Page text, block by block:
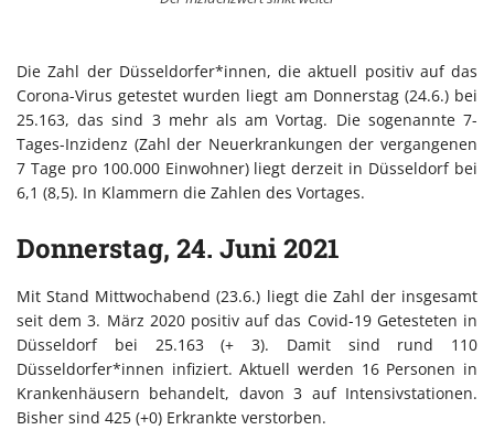
Die Zahl der Düsseldorfer*innen, die aktuell positiv auf das
Corona-Virus getestet wurden liegt am Donnerstag (24.6.) bei
25.163, das sind 3 mehr als am Vortag. Die sogenannte 7-
Tages-Inzidenz (Zahl der Neuerkrankungen der vergangenen
7 Tage pro 100.000 Einwohner) liegt derzeit in Düsseldorf bei
6,1 (8,5). In Klammern die Zahlen des Vortages.
Donnerstag, 24. Juni 2021
Mit Stand Mittwochabend (23.6.) liegt die Zahl der insgesamt
seit dem 3. März 2020 positiv auf das Covid-19 Getesteten in
Düsseldorf bei 25.163 (+ 3). Damit sind rund 110
Düsseldorfer*innen infiziert. Aktuell werden 16 Personen in
Krankenhäusern behandelt, davon 3 auf Intensivstationen.
Bisher sind 425 (+0) Erkrankte verstorben.